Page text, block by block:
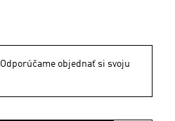
Odporúčame objednať si svoju